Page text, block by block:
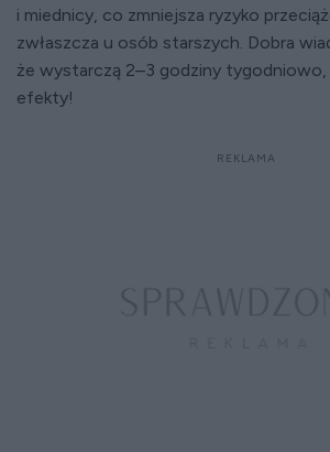
i miednicy, co zmniejsza ryzyko
zwłaszcza u osób starszych. Dobra
że wystarczą 2–3 godziny tygodniowo,
efekty!